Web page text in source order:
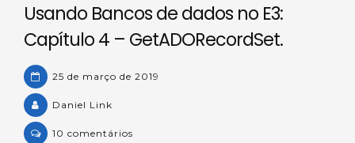
Usando Bancos de dados no E3:
Capítulo 4 – GetADORecordSet.
25 de março de 2019
Daniel Link
10 comentários